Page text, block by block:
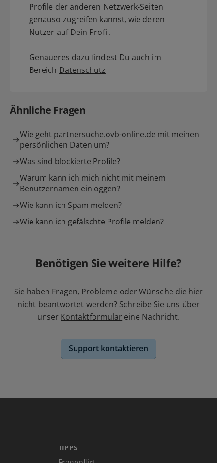
Profile der anderen Netzwerk-Seiten
genauso zugreifen kannst, wie deren
Nutzer auf Dein Profil.
Genaueres dazu findest Du auch im
Bereich Datenschutz
Ähnliche Fragen
Wie geht partnersuche.ovb-online.de mit meinen
persönlichen Daten um?
Was sind blockierte Profile?
Warum kann ich mich nicht mit meinem
Benutzernamen einloggen?
Wie kann ich Spam melden?
Wie kann ich gefälschte Profile melden?
Benötigen Sie weitere Hilfe?
Sie haben Fragen, Probleme oder Wünsche die hier
nicht beantwortet werden? Schreibe Sie uns über
unser Kontaktformular eine Nachricht.
Support kontaktieren
TIPPS